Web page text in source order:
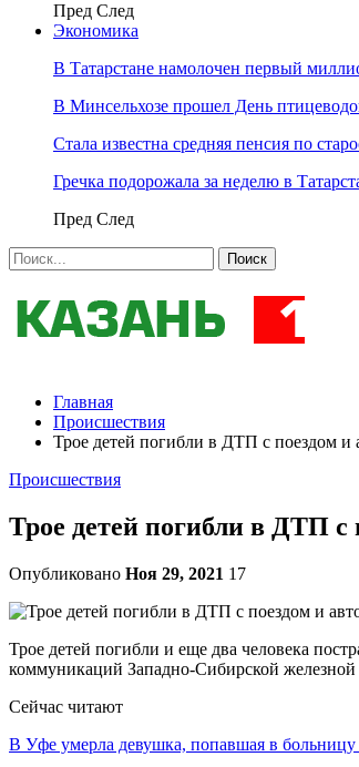
Пред След
Экономика
В Татарстане намолочен первый
В Минсельхозе прошел День
Стала известна средняя пенсия по
Гречка подорожала за неделю в
Пред След
Главная
Происшествия
Трое детей погибли в ДТП с поездом и
Происшествия
Трое детей погибли в ДТП с
Опубликовано Ноя 29, 2021 17
Трое детей погибли и еще два человека
коммуникаций Западно-Сибирской
Сейчас читают
В Уфе умерла девушка, попавшая в